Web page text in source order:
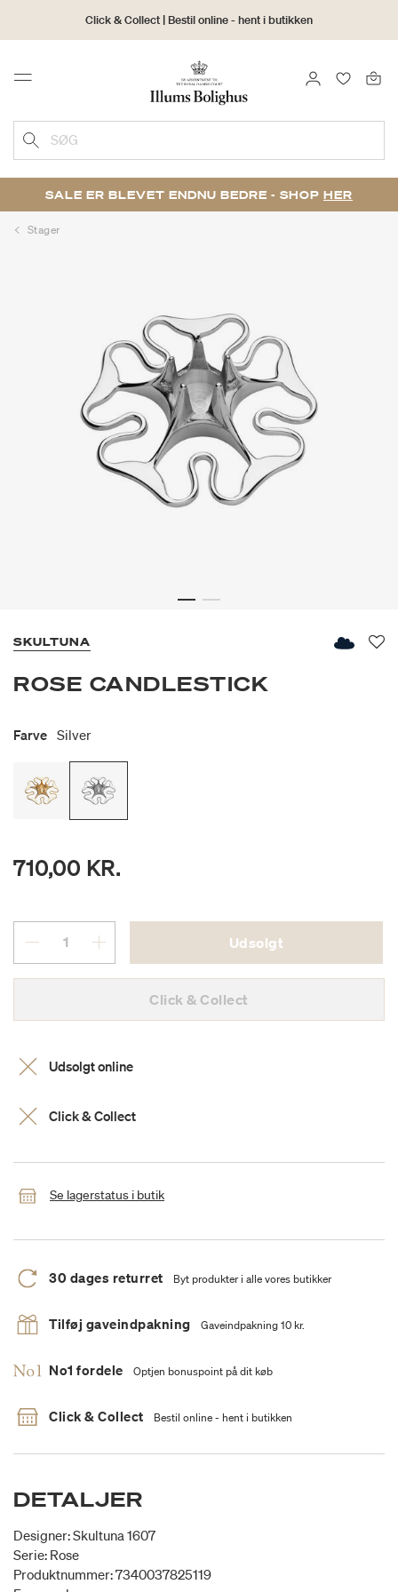
Click & Collect | Bestil online - hent i butikken
30 dages returret
Menu LOG IND
SØG
SALE ER BLEVET ENDNU BEDRE - SHOP HER
Stager
SKULTUNA
ROSE CANDLESTICK
Farve Silver
710,00 KR.
Udsolgt
Click & Collect
Udsolgt online
Click & Collect
Se lagerstatus i butik
30 dages returret Byt produkter i alle vores butikker
Tilføj gaveindpakning Gaveindpakning 10 kr.
No1 fordele Optjen bonuspoint på dit køb
Click & Collect Bestil online - hent i butikken
DETALJER
Designer: Skultuna 1607
Serie: Rose
Produktnummer: 7340037825119